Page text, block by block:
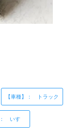
【車種】： トラック
いすゞ